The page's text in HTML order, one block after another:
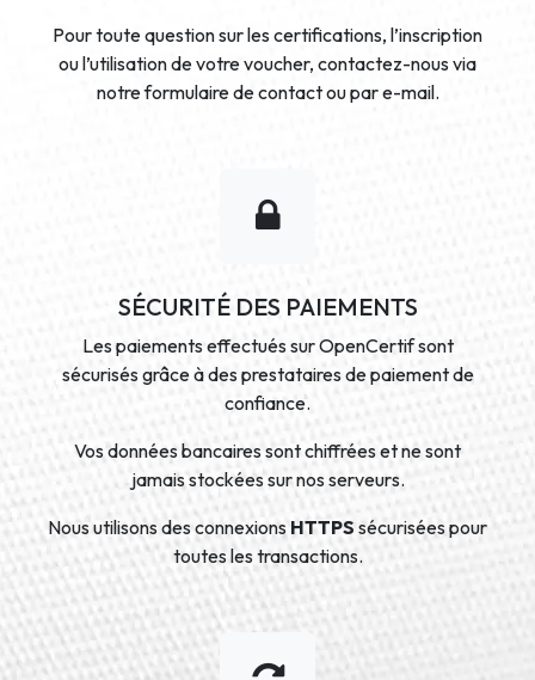
Pour toute question sur les certifications, l’inscription
ou l’utilisation de votre voucher, contactez-nous via
notre formulaire de contact ou par e-mail.
SÉCURITÉ DES PAIEMENTS
Les paiements effectués sur OpenCertif sont
sécurisés grâce à des prestataires de paiement de
confiance.
Vos données bancaires sont chiffrées et ne sont
jamais stockées sur nos serveurs.
Nous utilisons des connexions HTTPS sécurisées pour
toutes les transactions.